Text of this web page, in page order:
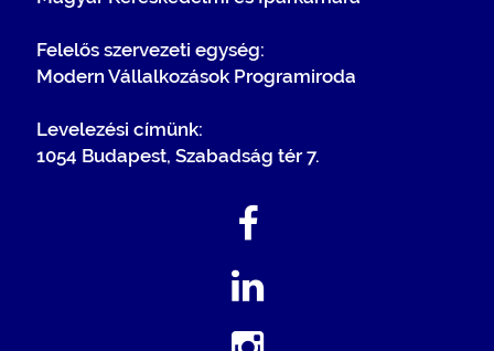
Felelős szervezeti egység:
Modern Vállalkozások Programiroda
Levelezési címünk:
1054 Budapest, Szabadság tér 7.